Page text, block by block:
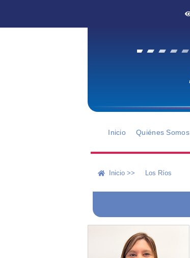
Inicio Quiénes Somos
Inicio >> Los Ríos